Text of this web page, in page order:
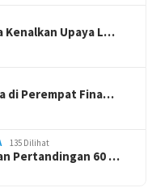
Kenalkan Upaya L…
di Perempat Fina…
135 Dilihat
Pertandingan 60 …